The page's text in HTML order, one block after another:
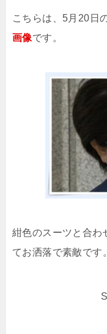
こちらは、5月20日
画像です。
紺色のスーツと合わ
てお洒落で素敵です。